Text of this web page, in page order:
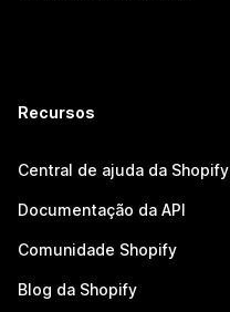
Recursos
Central de ajuda da Shopify
Documentação da API
Comunidade Shopify
Blog da Shopify